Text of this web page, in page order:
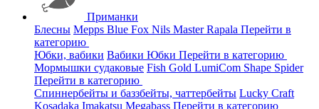
Приманки
Блесны Mepps Blue Fox Nils MasterRapala Перейти в
категорию
Юбки, вабики Вабики Юбки Перейти в категорию
Мормышки судаковые Fish Gold LumiCom Shape Spider
Перейти в категорию
Спиннербейты и баззбейты, чаттербейты Lucky Craft
Kosadaka Imakatsu Megabass Перейти в категорию